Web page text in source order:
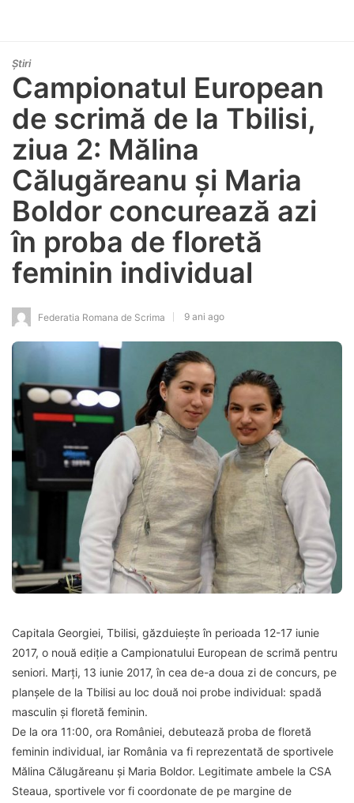
Știri
Campionatul European
de scrimă de la Tbilisi,
ziua 2: Mălina
Călugăreanu și Maria
Boldor concurează azi
în proba de floretă
feminin individual
Federatia Romana de Scrima 9 ani ago
Capitala Georgiei, Tbilisi, găzduiește în perioada 12-17 iunie
2017, o nouă ediție a Campionatului European de scrimă pentru
seniori. Marți, 13 iunie 2017, în cea de-a doua zi de concurs, pe
planșele de la Tbilisi au loc două noi probe individual: spadă
masculin și floretă feminin.
De la ora 11:00, ora României, debutează proba de floretă
feminin individual, iar România va fi reprezentată de sportivele
Mălina Călugăreanu și Maria Boldor. Legitimate ambele la CSA
Steaua, sportivele vor fi coordonate de pe margine de